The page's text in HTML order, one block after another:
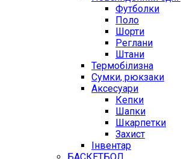
Футболки
Поло
Шорти
Реглани
Штани
Термобілизна
Сумки, рюкзаки
Аксесуари
Кепки
Шапки
Шкарпетки
Захист
Інвентар